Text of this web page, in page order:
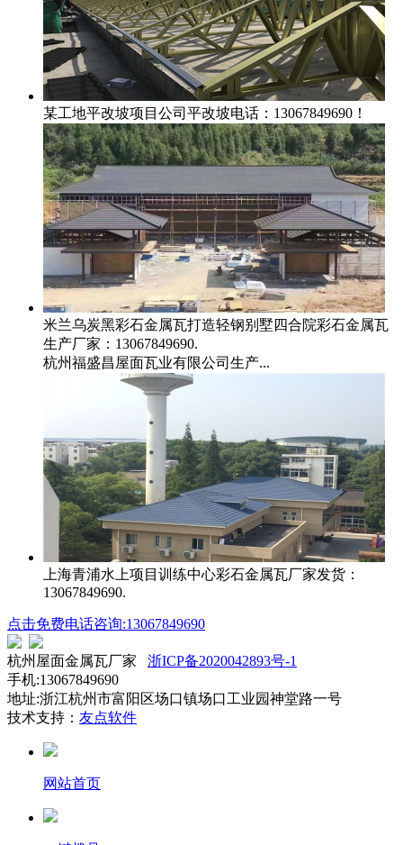
某工地平改坡项目 公司平改坡电话：13067849690！
米兰乌炭黑彩石金属瓦打造轻钢别墅四合院彩石金属瓦
生产厂家：13067849690.
杭州福盛昌屋面瓦业有限公司生产...
上海青浦水上项目训练中心彩石金属瓦厂家发货：
13067849690.
点击免费电话咨询:13067849690
杭州屋面金属瓦厂家 浙ICP备2020042893号-1
手机:13067849690
地址:浙江杭州市富阳区场口镇场口工业园神堂路一号
技术支持： 友点软件
网站首页